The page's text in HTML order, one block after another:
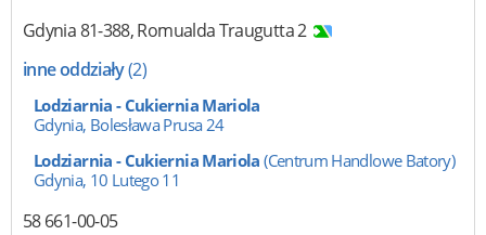
Gdynia81-388,Romualda Traugutta 2
inne oddziały(2)
Lodziarnia - Cukiernia Mariola
Gdynia, Bolesława Prusa 24
Lodziarnia - Cukiernia Mariola (Centrum Handlowe Batory)
Gdynia, 10 Lutego 11
58 661-00-05